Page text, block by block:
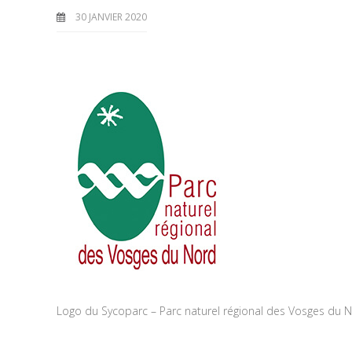
30 JANVIER 2020
Logo du Sycoparc – Parc naturel régional des Vosges du